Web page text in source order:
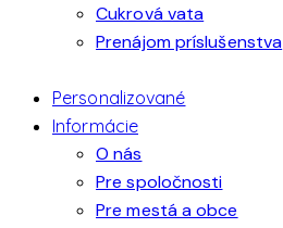
Cukrová vata
Prenájom príslušenstva
Personalizované
Informácie
O nás
Pre spoločnosti
Pre mestá a obce